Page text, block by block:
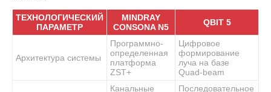
ТЕХНОЛОГИЧЕСКИЙ
ПАРАМЕТР
MINDRAY
CONSONA N5
QBIT 5
Архитектура системы
Программно-
определенная
платформа
ZST+
Цифровое
формирование
луча на базе
Quad-beam
Канальные
Последовательное